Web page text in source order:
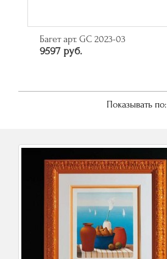
Багет арт. GC 2023-03
9597 руб.
Показывать по: